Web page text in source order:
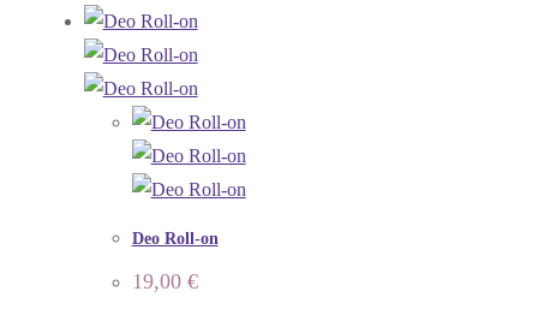
Deo Roll-on
19,00 €